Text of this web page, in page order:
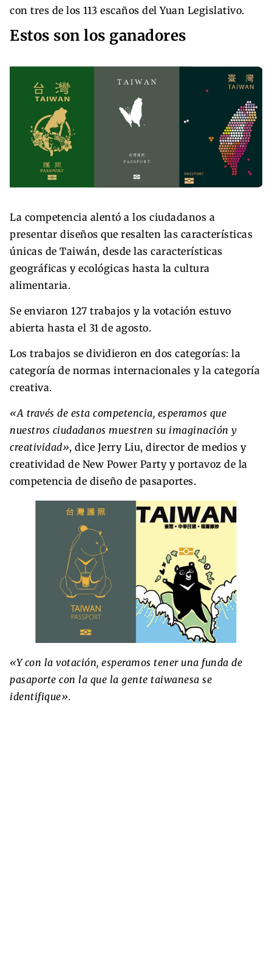
con tres de los 113 escaños del Yuan Legislativo.
Estos son los ganadores
La competencia alentó a los ciudadanos a
presentar diseños que resalten las características
únicas de Taiwán, desde las características
geográficas y ecológicas hasta la cultura
alimentaria.
Se enviaron 127 trabajos y la votación estuvo
abierta hasta el 31 de agosto.
Los trabajos se dividieron en dos categorías: la
categoría de normas internacionales y la categoría
creativa.
«A través de esta competencia, esperamos que
nuestros ciudadanos muestren su imaginación y
creatividad», dice Jerry Liu, director de medios y
creatividad de New Power Party y portavoz de la
competencia de diseño de pasaportes.
«Y con la votación, esperamos tener una funda de
pasaporte con la que la gente taiwanesa se
identifique».